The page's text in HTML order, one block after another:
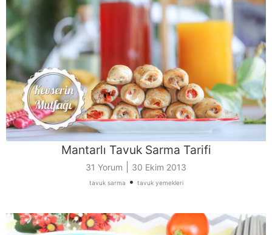
Mantarlı Tavuk Sarma Tarifi
31 Yorum 30 Ekim 2013
tavuk sarma • tavuk yemekleri